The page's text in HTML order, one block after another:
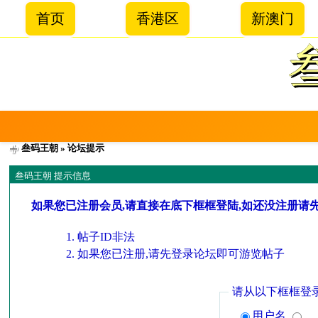
首页 香港区 新澳门
叁码王朝 » 论坛提示
叁码王朝 提示信息
如果您已注册会员,请直接在底下框框登陆,如还没注册请
帖子ID非法
如果您已注册,请先登录论坛即可游览帖子
请从以下框框登
用户名